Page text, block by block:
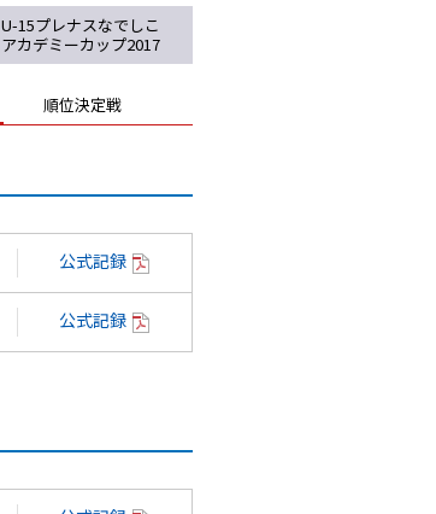
順位決定戦
U-15プレナスなでしこ
アカデミーカップ2017
公式記録
公式記録